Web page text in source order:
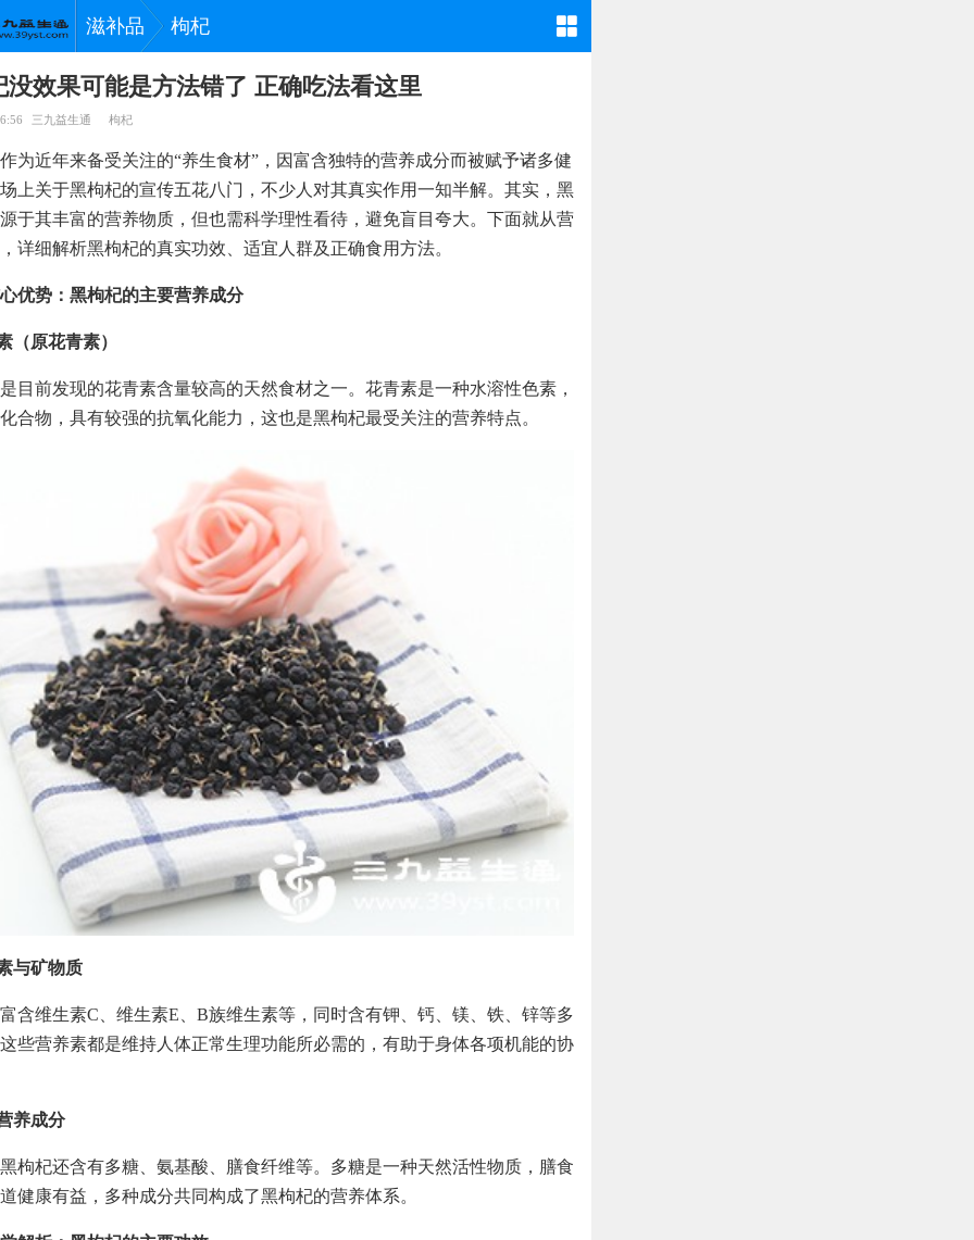
滋补品 枸杞
没效果可能是方法错了 正确吃法看这里
三九益生通 枸杞
为近年来备受关注的“养生食材”，因富含独特的营养成分而被赋予诸多健
上关于黑枸杞的宣传五花八门，不少人对其真实作用一知半解。其实，黑
于其丰富的营养物质，但也需科学理性看待，避免盲目夸大。下面就从营
详细解析黑枸杞的真实功效、适宜人群及正确食用方法。
优势：黑枸杞的主要营养成分
（原花青素）
目前发现的花青素含量较高的天然食材之一。花青素是一种水溶性色素，
合物，具有较强的抗氧化能力，这也是黑枸杞最受关注的营养特点。
与矿物质
含维生素C、维生素E、B族维生素等，同时含有钾、钙、镁、铁、锌等多
些营养素都是维持人体正常生理功能所必需的，有助于身体各项机能的协
养成分
枸杞还含有多糖、氨基酸、膳食纤维等。多糖是一种天然活性物质，膳食
健康有益，多种成分共同构成了黑枸杞的营养体系。